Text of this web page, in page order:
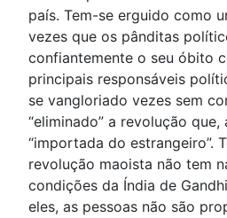
país. Tem-se erguido como
vezes que os pânditas
confiantemente o seu óbito
principais responsáveis
se vangloriado vezes sem
“eliminado” a revolução que,
“importada do estrangeiro”.
revolução maoista não tem
condições da Índia de
eles, as pessoas não são